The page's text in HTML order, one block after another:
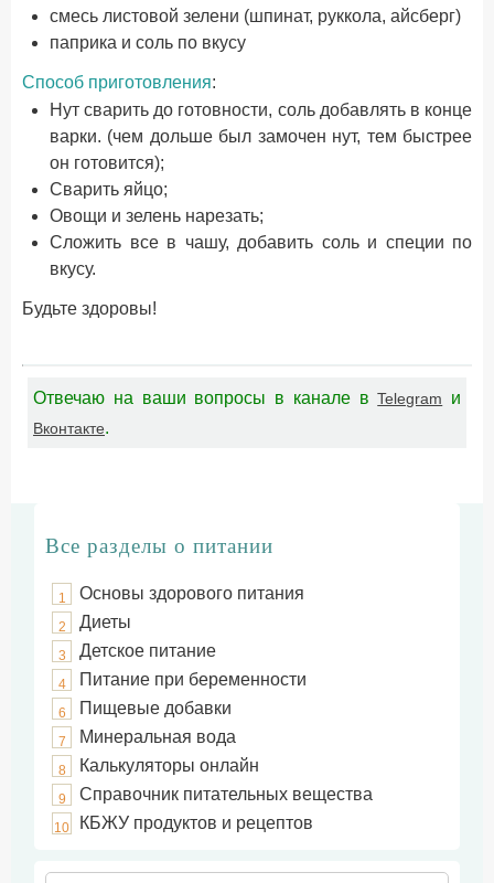
смесь листовой зелени (шпинат, руккола, айсберг)
паприка и соль по вкусу
Способ приготовления:
Нут сварить до готовности, соль добавлять в конце
варки. (чем дольше был замочен нут, тем быстрее
он готовится);
Сварить яйцо;
Овощи и зелень нарезать;
Сложить все в чашу, добавить соль и специи по
вкусу.
Будьте здоровы!
Отвечаю на ваши вопросы в канале вTelegram и
Вконтакте.
Все разделы о питании
1 Основы здорового питания
2 Диеты
3 Детское питание
4 Питание при беременности
6 Пищевые добавки
7 Минеральная вода
8 Калькуляторы онлайн
9 Справочник питательных вещества
10 КБЖУ продуктов и рецептов